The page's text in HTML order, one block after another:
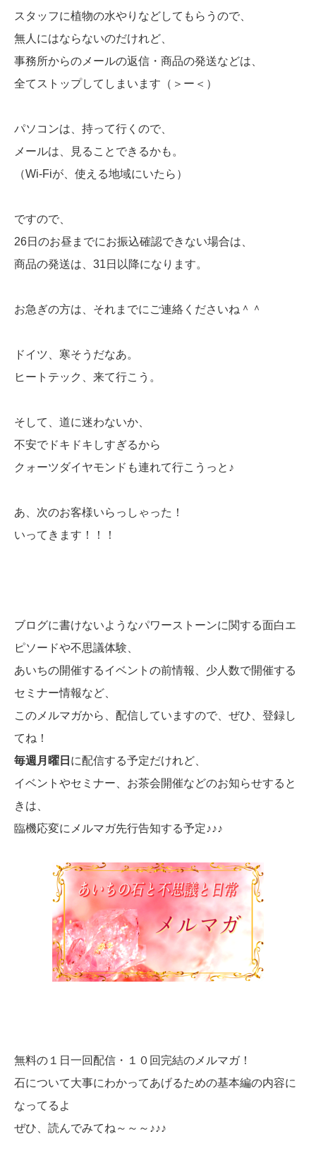
スタッフに植物の水やりなどしてもらうので、
無人にはならないのだけれど、
事務所からのメールの返信・商品の発送などは、
全てストップしてしまいます（＞ー＜）
パソコンは、持って行くので、
メールは、見ることできるかも。
（Wi-Fiが、使える地域にいたら）
ですので、
26日のお昼までにお振込確認できない場合は、
商品の発送は、31日以降になります。
お急ぎの方は、それまでにご連絡くださいね＾＾
ドイツ、寒そうだなあ。
ヒートテック、来て行こう。
そして、道に迷わないか、
不安でドキドキしすぎるから
クォーツダイヤモンドも連れて行こうっと♪
あ、次のお客様いらっしゃった！
いってきます！！！
ブログに書けないようなパワーストーンに関する面白エ
ピソードや不思議体験、
あいちの開催するイベントの前情報、少人数で開催する
セミナー情報など、
このメルマガから、配信していますので、ぜひ、登録し
てね！
毎週月曜日 に配信する予定だけれど、
イベントやセミナー、お茶会開催などのお知らせすると
きは、
臨機応変にメルマガ先行告知する予定♪♪♪
無料の１日一回配信・１０回完結のメルマガ！
石について大事にわかってあげるための基本編の内容に
なってるよ
ぜひ、読んでみてね～～～♪♪♪